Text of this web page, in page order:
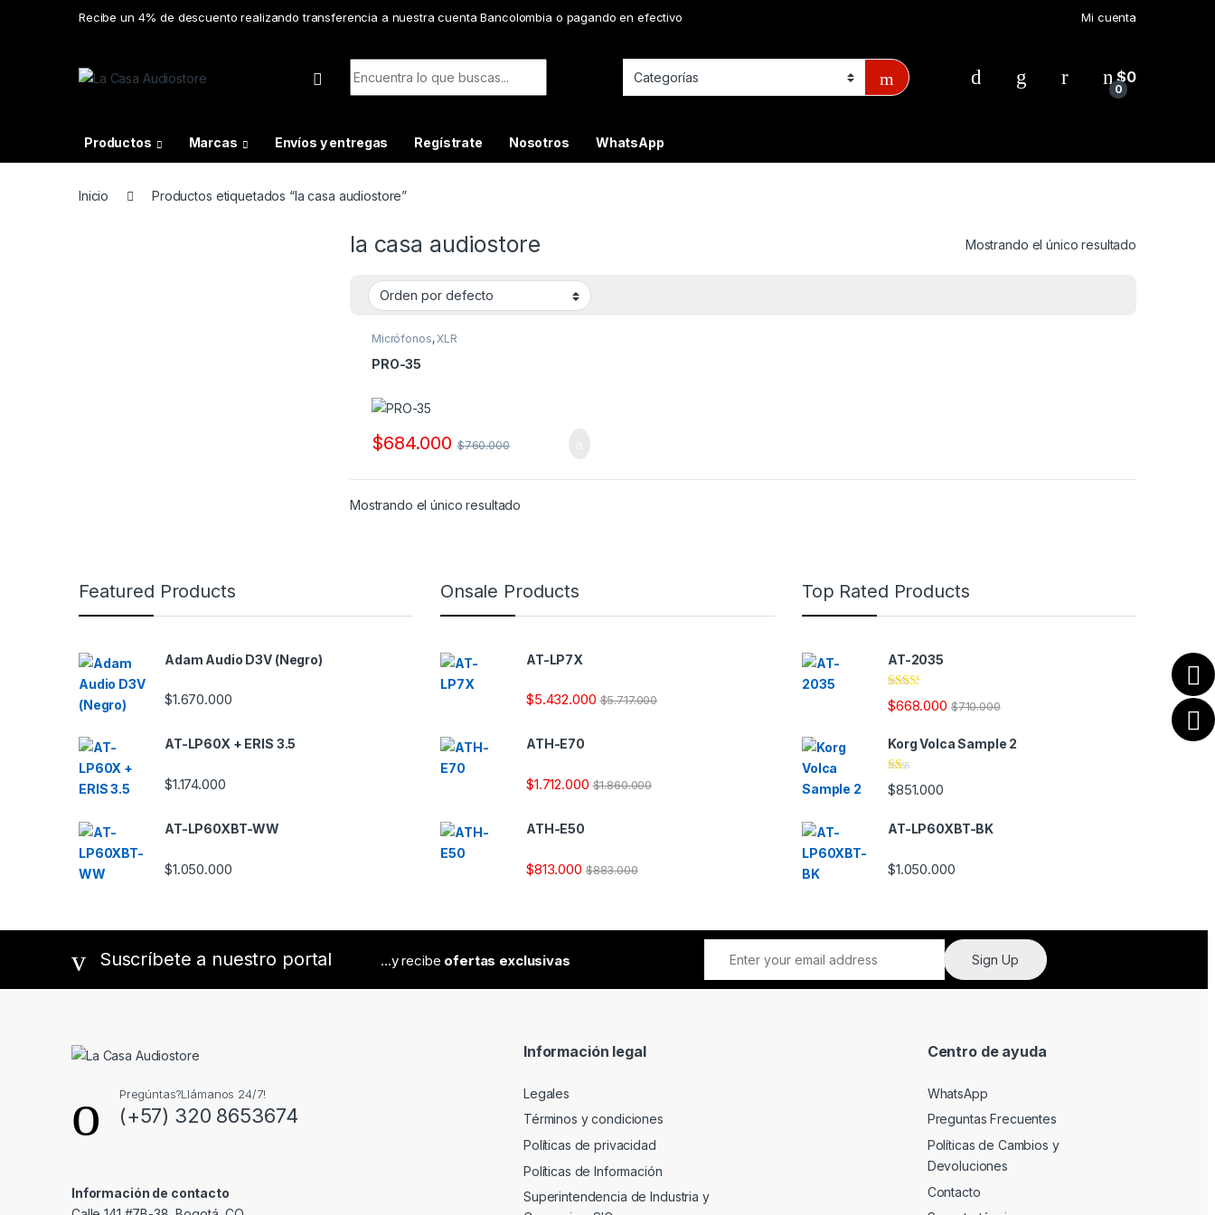
Recibe un 4% de descuento realizando transferencia a nuestra cuenta Bancolombia o pagando en efectivo Mi cuenta
0
$0
Productos Marcas Envíos y entregas Regístrate Nosotros WhatsApp
Inicio Productos etiquetados “la casa audiostore”
la casa audiostore Mostrando el único resultado
Micrófonos,XLR
PRO-35
$684.000 $760.000
Mostrando el único resultado
Featured Products
Adam Audio D3V (Negro)
$1.670.000
AT-LP60X + ERIS 3.5
$1.174.000
AT-LP60XBT-WW
$1.050.000
Onsale Products
AT-LP7X
$5.432.000 $5.717.000
ATH-E70
$1.712.000 $1.860.000
ATH-E50
$813.000 $883.000
Top Rated Products
AT-2035
Valor
ado
2.28
de 5
$668.000 $710.000
Korg Volca Sample 2
Va
lo
do
en
00
de
$851.000
AT-LP60XBT-BK
$1.050.000
Suscríbete a nuestro portal ...y recibe ofertas exclusivas Sign Up
Pregúntas?Llámanos 24/7!
(+57) 320 8653674
Información de contacto
Información legal
Legales
Términos y condiciones
Políticas de privacidad
Políticas de Información
Superintendencia de Industria y
Centro de ayuda
WhatsApp
Preguntas Frecuentes
Políticas de Cambios y
Devoluciones
Contacto